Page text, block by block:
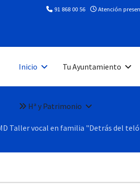
91 868 00 56 Atención
Inicio Tu Ayuntamiento
Hª y Patrimonio
Taller vocal en familia "Detrás del